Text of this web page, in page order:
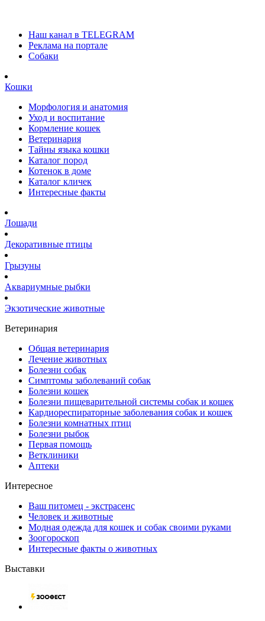
Наш канал в TELEGRAM
Реклама на портале
Собаки
Кошки
Морфология и анатомия
Уход и воспитание
Кормление кошек
Ветеринария
Тайны языка кошки
Каталог пород
Котенок в доме
Каталог кличек
Интересные факты
Лошади
Декоративные птицы
Грызуны
Аквариумные рыбки
Экзотические животные
Ветеринария
Общая ветеринария
Лечение животных
Болезни собак
Симптомы заболеваний собак
Болезни кошек
Болезни пищеварительной системы собак и кошек
Кардиореспираторные заболевания собак и кошек
Болезни комнатных птиц
Болезни рыбок
Первая помощь
Ветклиники
Аптеки
Интересное
Ваш питомец - экстрасенс
Человек и животные
Модная одежда для кошек и собак своими руками
Зоогороскоп
Интересные факты о животных
Выставки